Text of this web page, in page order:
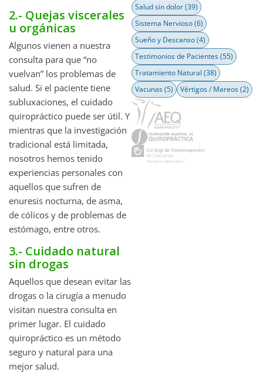
2.- Quejas viscerales
u orgánicas
Algunos vienen a nuestra
consulta para que “no
vuelvan” los problemas de
salud. Si el paciente tiene
subluxaciones, el cuidado
quiropráctico puede ser útil. Y
mientras que la investigación
tradicional está limitada,
nosotros hemos tenido
experiencias personales con
aquellos que sufren de
enuresis nocturna, de asma,
de cólicos y de problemas de
estómago, entre otros.
3.- Cuidado natural
sin drogas
Aquellos que desean evitar las
drogas o la cirugía a menudo
visitan nuestra consulta en
primer lugar. El cuidado
quiropráctico es un método
seguro y natural para una
mejor salud.
Salud sin dolor(39)
Sistema Nervioso(6)
Sueño y Descanso(4)
Testimonios de Pacientes(55)
Tratamiento Natural (38)
Vacunas(5) Vértigos / Mareos(2)